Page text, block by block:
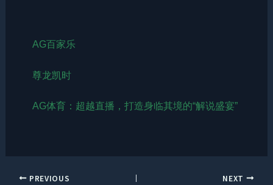
AG百家乐
尊龙凯时
AG体育：超越直播，打造身临其境的“解说盛宴”
PREVIOUS NEXT